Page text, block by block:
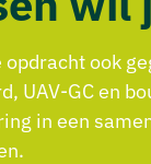
ook
UAV-GC en
in een